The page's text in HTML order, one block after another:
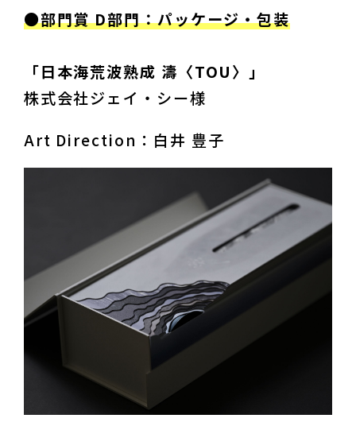
「日本海荒波熟成 濤〈TOU〉」
株式会社ジェイ・シー様
Art Direction：白井 豊子